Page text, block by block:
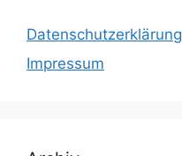
Datenschutzerklärung
Impressum